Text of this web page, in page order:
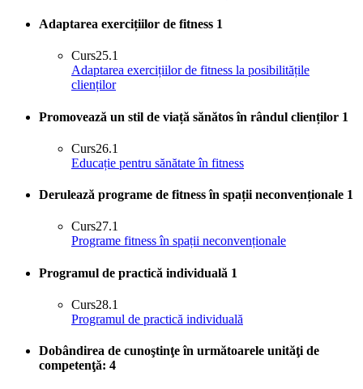
Adaptarea exercițiilor de fitness 1
Curs25.1
Adaptarea exercițiilor de fitness la posibilitățile
clienților
Promovează un stil de viață sănătos în rândul clienților 1
Curs26.1
Educație pentru sănătate în fitness
Derulează programe de fitness în spații neconvenționale 1
Curs27.1
Programe fitness în spații neconvenționale
Programul de practică individuală 1
Curs28.1
Programul de practică individuală
Dobândirea de cunoştinţe în următoarele unităţi de
competenţă: 4